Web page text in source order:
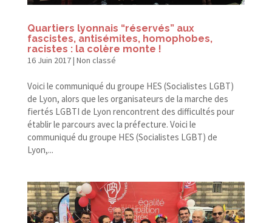
Quartiers lyonnais “réservés” aux
fascistes, antisémites, homophobes,
racistes : la colère monte !
16 Juin 2017| Non classé
Voici le communiqué du groupe HES (Socialistes LGBT)
de Lyon, alors que les organisateurs de la marche des
fiertés LGBTI de Lyon rencontrent des difficultés pour
établir le parcours avec la préfecture. Voici le
communiqué du groupe HES (Socialistes LGBT) de
Lyon,...